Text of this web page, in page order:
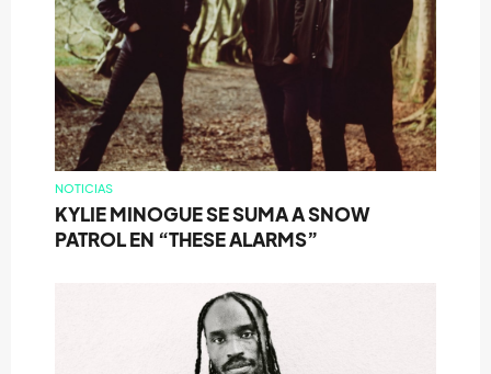
NOTICIAS
KYLIE MINOGUE SE SUMA A SNOW
PATROL EN “THESE ALARMS”